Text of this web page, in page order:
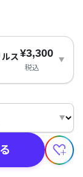
ス¥3,300
税込